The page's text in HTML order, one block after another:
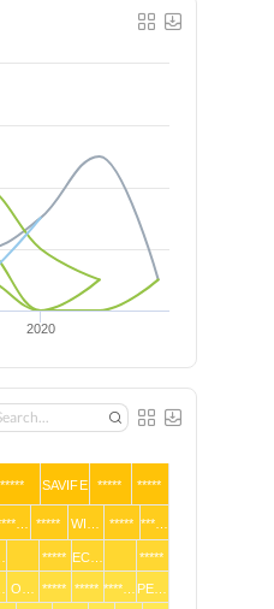
2020
***** SAVIFE ***** *****
***** WI… ***** ***…
***** EC… *****
O… ***** ***** ****… PE…